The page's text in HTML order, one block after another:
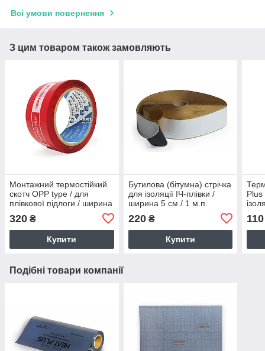
Всі умови повернення
З цим товаром також замовляють
Монтажний термостійкий
скотч OPP type / для
плівкової підлоги / ширина
320 ₴
Купити
Бутилова (бітумна) стрічка
для ізоляції ІЧ-плівки /
ширина 5 см / 1 м.п.
220₴
Купити
110
Подібні товари компанії